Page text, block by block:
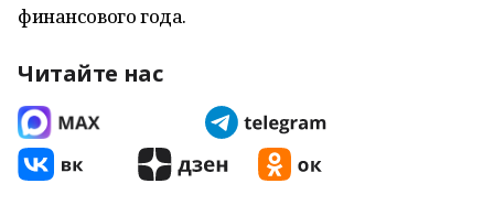
финансового года.
Читайте нас